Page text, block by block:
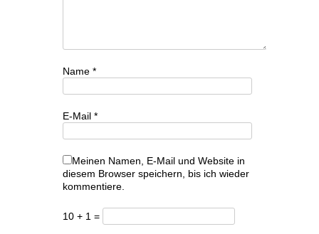
Name *
E-Mail *
Meinen Namen, E-Mail und Website in
diesem Browser speichern, bis ich wieder
kommentiere.
10 + 1 =